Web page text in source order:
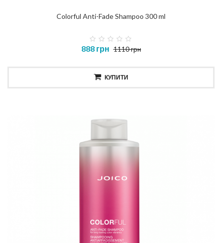
Colorful Anti-Fade Shampoo 300 ml
888 грн 1110 грн
КУПИТИ